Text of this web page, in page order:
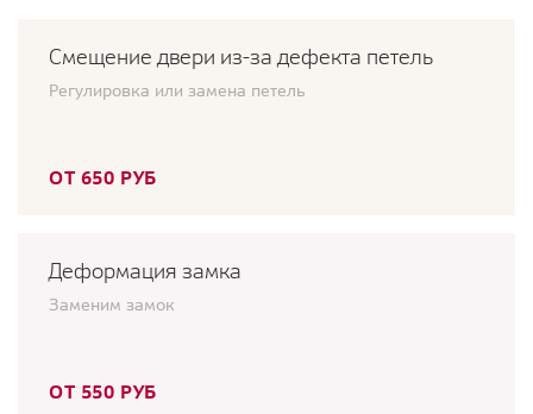
Смещение двери из-за дефекта петель
Регулировка или замена петель
ОТ 650 РУБ
Деформация замка
Заменим замок
ОТ 550 РУБ